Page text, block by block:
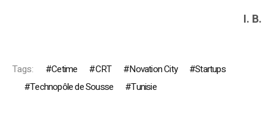
I. B.
Tags: Cetime CRT Novation City
Startups
Technopôle de Sousse
Tunisie